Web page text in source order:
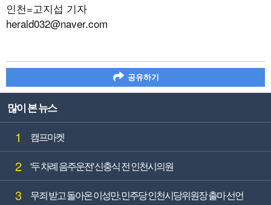
인천=고지섭 기자
herald032@naver.com
공유하기
많이 본 뉴스
1 캠프마켓
2 '두 차례 음주운전' 신충식 전 인천시의원
3 무죄 받고 돌아온 이성만, 민주당 인천시당위원장 출마 선언